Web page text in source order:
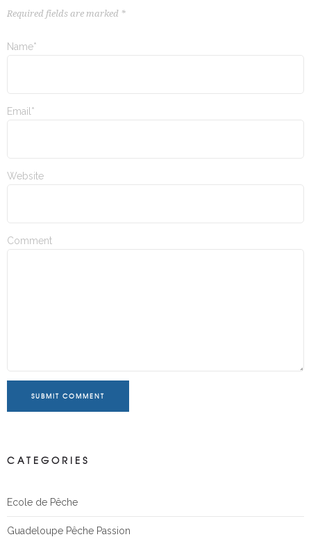
Required fields are marked *
Name*
Email*
Website
Comment
SUBMIT COMMENT
CATEGORIES
Ecole de Pêche
Guadeloupe Pêche Passion